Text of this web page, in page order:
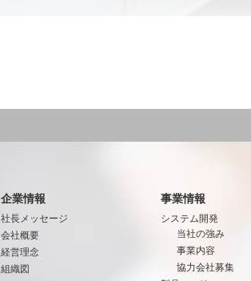
企業情報
社長メッセージ
会社概要
経営理念
組織図
事業情報
システム開発
当社の強み
事業内容
協力会社募集